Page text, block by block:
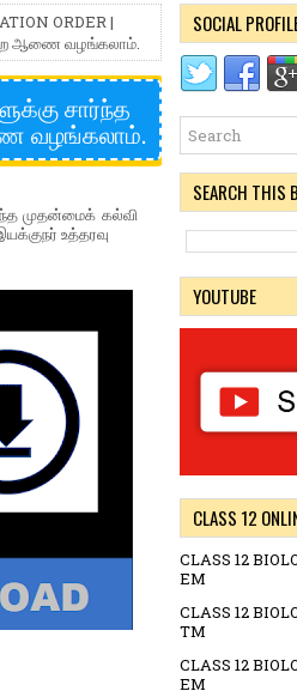
ORDER |
ஆணை வழங்கலாம்.
சார்ந்த
வழங்கலாம்.
முதன்மைக் கல்வி
உத்தரவு
SOCIAL
SEARCH THIS
YOUTUBE
CLASS 12
CLASS 12
EM
CLASS 12
TM
CLASS 12
EM